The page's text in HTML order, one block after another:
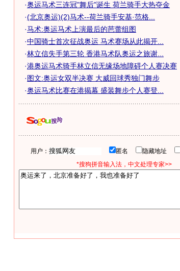
·奥运马术三连冠"舞后"诞生 荷兰骑手大热夺金
·(北京奥运)(2)马术--荷兰骑手安基·范格...
·马术:奥运马术上演最后的芭蕾组图
·中国骑士首次征战奥运 马术赛场从此揭开...
·林立信失手第三轮 香港马术队奥运之旅谢...
·港奥运马术骑手林立信无缘场地障碍个人赛决赛
·图文:奥运女双半决赛 大威回球秀独门舞步
·奥运马术比赛在港揭幕 盛装舞步个人赛登...
用户： 匿名 隐藏地址
*搜狗拼音输入法，中文处理专家>>